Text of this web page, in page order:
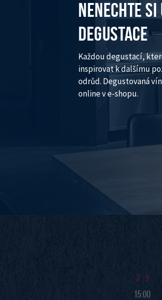
NENECHTE
DEGUSTACE
Každou degustací,
inspirovat k dalšímu
odrůd. Degustovaná
online v e-shopu.
3 - 9
15:00